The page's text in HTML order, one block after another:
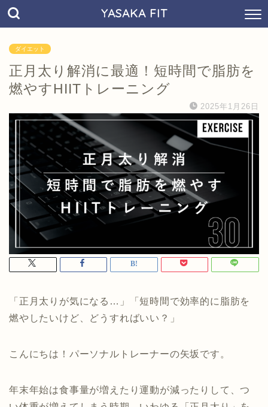
YASAKA FIT
ダイエット
正月太り解消に最適！短時間で脂肪を
燃やすHIITトレーニング
2025年1月26日
「正月太りが気になる…」「短時間で効率的に脂肪を
燃やしたいけど、どうすればいい？」
こんにちは！パーソナルトレーナーの矢坂です。
年末年始は食事量が増えたり運動が減ったりして、つ